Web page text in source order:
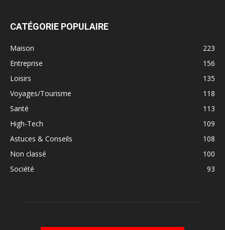
CATÉGORIE POPULAIRE
Maison
223
Entreprise
156
Loisirs
135
Voyages/Tourisme
118
Santé
113
High-Tech
109
Astuces & Conseils
108
Non classé
100
Société
93